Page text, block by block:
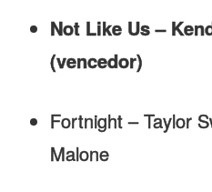
Not Like Us –
(vencedor)
Fortnight – Taylor
Malone